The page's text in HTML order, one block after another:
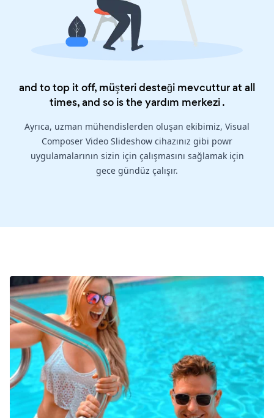
and to top it off, müşteri desteği mevcuttur at all
times, and so is theyardım merkezi.
Ayrıca, uzman mühendislerden oluşan ekibimiz, Visual
Composer Video Slideshow cihazınız gibi powr
uygulamalarının sizin için çalışmasını sağlamak için
gece gündüz çalışır.